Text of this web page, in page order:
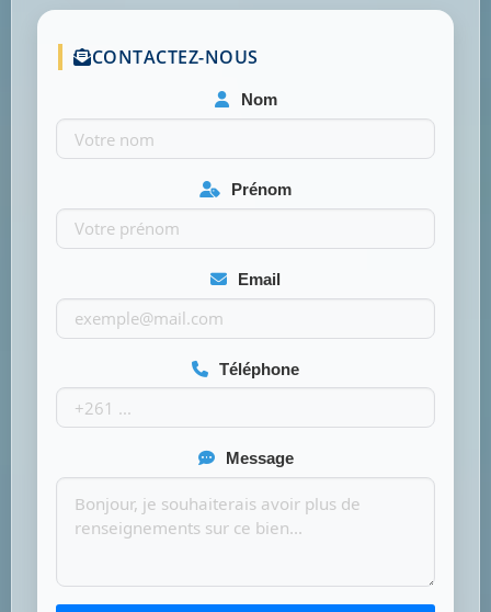
CONTACTEZ-NOUS
Nom
Prénom
Email
Téléphone
Message